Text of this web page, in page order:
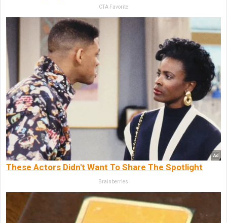
CTA Favorite
These Actors Didn't Want To Share The Spotlight
Brainberries